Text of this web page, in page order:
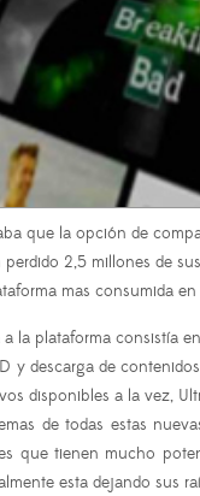
que la opción de
2,5 millones de
mas consumida
la plataforma
descarga de
disponibles a la vez,
de todas estas
que tienen mucho
esta dejando